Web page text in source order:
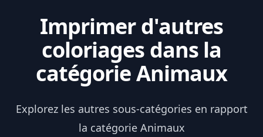
Imprimer d'autres
coloriages dans la
catégorie Animaux
Explorez les autres sous-catégories en rapport
la catégorie Animaux